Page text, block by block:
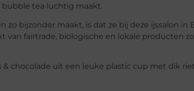
tea luchtig maakt.
zo bijzonder maakt, is dat ze bij deze ijssalon in
van fairtrade, biologische en lokale producten
chocolade uit een leuke plastic cup met dik